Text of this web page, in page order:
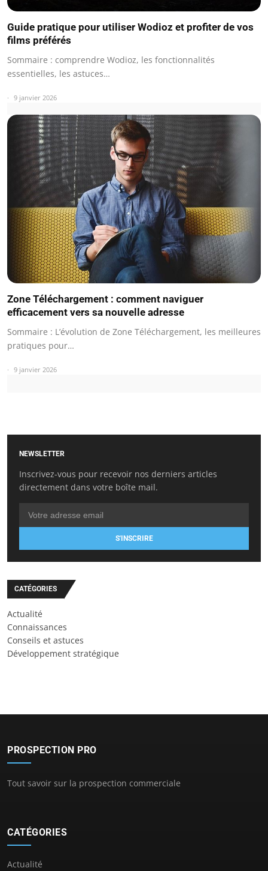
Guide pratique pour utiliser Wodioz et profiter de vos
films préférés
Sommaire : comprendre Wodioz, les fonctionnalités
essentielles, les astuces…
9 janvier 2026
Zone Téléchargement : comment naviguer
efficacement vers sa nouvelle adresse
Sommaire : L’évolution de Zone Téléchargement, les meilleures
pratiques pour…
9 janvier 2026
NEWSLETTER
Inscrivez-vous pour recevoir nos derniers articles
directement dans votre boîte mail.
S'INSCRIRE
CATÉGORIES
Actualité
Connaissances
Conseils et astuces
Développement stratégique
PROSPECTION PRO
Tout savoir sur la prospection commerciale
CATÉGORIES
Actualité